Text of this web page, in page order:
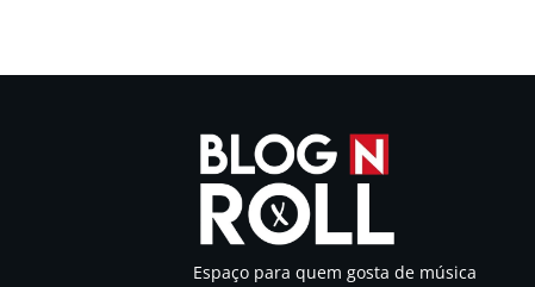
Espaço para quem gosta de música